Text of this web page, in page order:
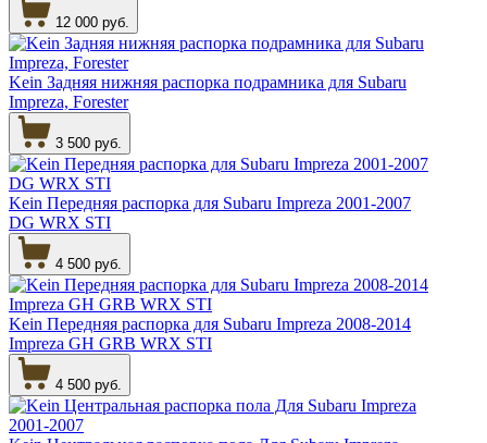
12 000 руб.
Kein Задняя нижняя распорка подрамника для Subaru
Impreza, Forester
3 500 руб.
Kein Передняя распорка для Subaru Impreza 2001-2007
DG WRX STI
4 500 руб.
Kein Передняя распорка для Subaru Impreza 2008-2014
Impreza GH GRB WRX STI
4 500 руб.